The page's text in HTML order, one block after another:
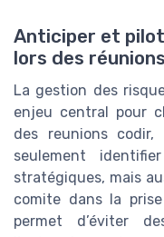
Anticiper et
lors des
La gestion des
enjeu central pour
des reunions
seulement
stratégiques, mais
comite dans la
permet d’éviter